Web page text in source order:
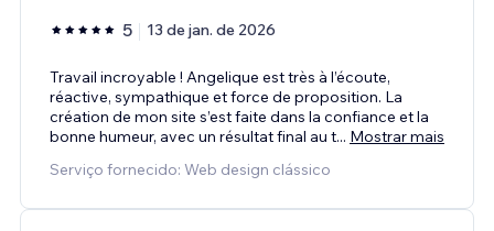
5 13 de jan. de 2026
Travail incroyable ! Angelique est très à l’écoute,
réactive, sympathique et force de proposition. La
création de mon site s’est faite dans la confiance et la
bonne humeur, avec un résultat final au t... Mostrar mais
Serviço fornecido: Web design clássico